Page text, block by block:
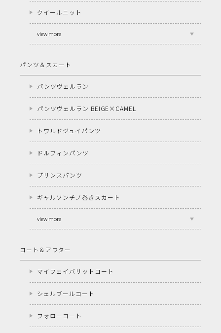
クイールニット
view more
パンツ＆スカート
パンツヴェルラン
パンツヴェルラン BEIGE×CAMEL
トワルドジュイパンツ
ドルフィンパンツ
プリンスパンツ
ギャルソンチノ巻きスカート
view more
コート＆アウター
マイフェイバリットコート
シェルブールコート
フォローコート